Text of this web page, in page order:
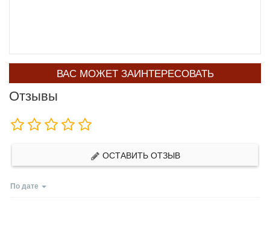
ВАС МОЖЕТ ЗАИНТЕРЕСОВАТЬ
Отзывы
ОСТАВИТЬ ОТЗЫВ
По дате